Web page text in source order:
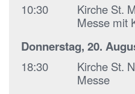
10:30
Kirche St.
Messe mit
Donnerstag, 20.
18:30 Kirche St.
Messe